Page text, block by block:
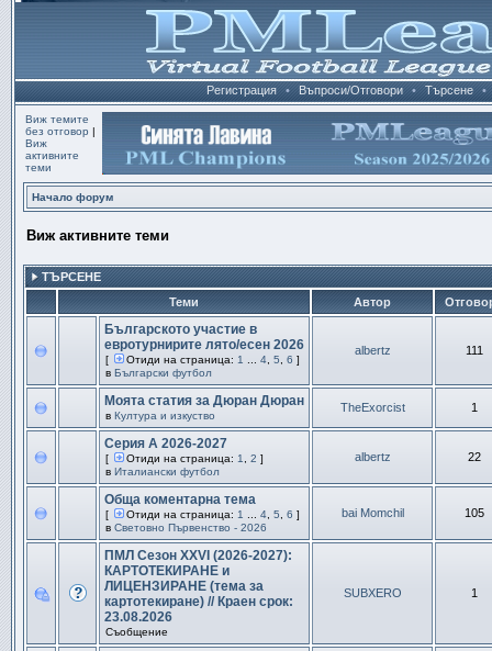
Регистрация • Въпроси/Отговори • Търсене •
Виж темите
без отговор |
Виж
активните
теми
Начало форум
Виж активните теми
ТЪРСЕНЕ
Теми
Автор
Българското участие в
евротурнирите лято/есен 2026
[ Отиди на страница: 1 4 5 6 ]
в Български футбол
albertz 111
Моята статия за Дюран Дюран
в Култура и изкуство
TheExorcist 1
Серия А 2026-2027
[ Отиди на страница: 1 2 ]
в Италиански футбол
albertz 22
Обща коментарна тема
[ Отиди на страница: 1 4 5 6 ]
в Световно Първенство - 2026
bai Momchil 105
ПМЛ Сезон XXVI (2026-2027):
КАРТОТЕКИРАНЕ и
ЛИЦЕНЗИРАНЕ (тема за
картотекиране) // Краен срок:
23.08.2026
Съобщение
SUBXERO 1